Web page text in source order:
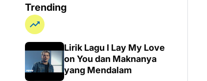
Trending
Lirik Lagu I Lay My Love
on You dan Maknanya
yang Mendalam